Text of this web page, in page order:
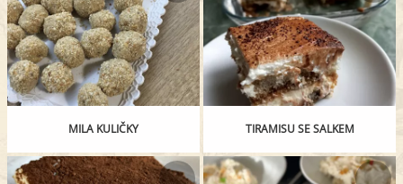
MILA KULIČKY TIRAMISU SE SALKEM